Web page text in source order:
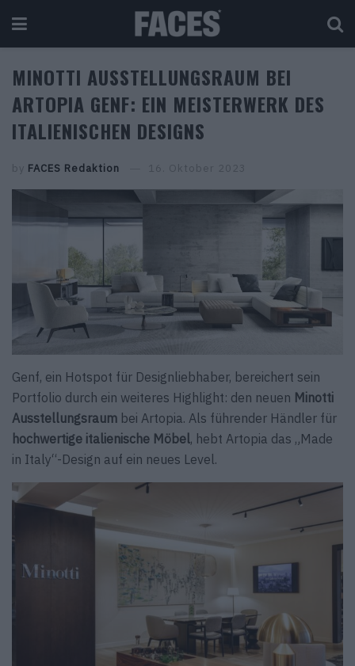
MINOTTI AUSSTELLUNGSRAUM BEI
ARTOPIA GENF: EIN MEISTERWERK DES
ITALIENISCHEN DESIGNS
by FACES Redaktion 16. Oktober 2023
Genf, ein Hotspot für Designliebhaber, bereichert sein
Portfolio durch ein weiteres Highlight: den neuen Minotti
Ausstellungsraum bei Artopia. Als führender Händler für
hochwertige italienische Möbel, hebt Artopia das „Made
in Italy“-Design auf ein neues Level.